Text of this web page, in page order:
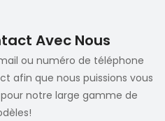
Avec Nous
ou numéro de téléphone
afin que nous puissions vous
notre large gamme de